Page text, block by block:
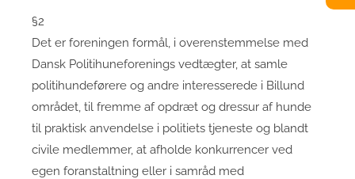
§2
Det er foreningen formål, i overenstemmelse med
Dansk Politihuneforenings vedtægter, at samle
politihundeførere og andre interesserede i Billund
området, til fremme af opdræt og dressur af hunde
til praktisk anvendelse i politiets tjeneste og blandt
civile medlemmer, at afholde konkurrencer ved
egen foranstaltning eller i samråd med